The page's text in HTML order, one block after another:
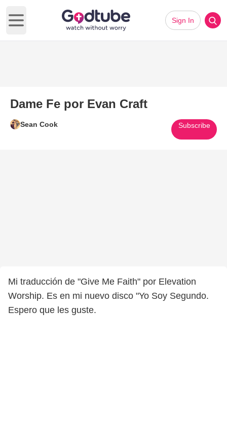
Open main menu
Sign In
Dame Fe por Evan Craft
Sean Cook Subscribe
Mi traducción de "Give Me Faith" por Elevation
Worship. Es en mi nuevo disco "Yo Soy Segundo.
Espero que les guste.